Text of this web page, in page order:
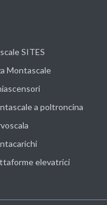
SITES
Montascale
a poltroncina
elevatrici